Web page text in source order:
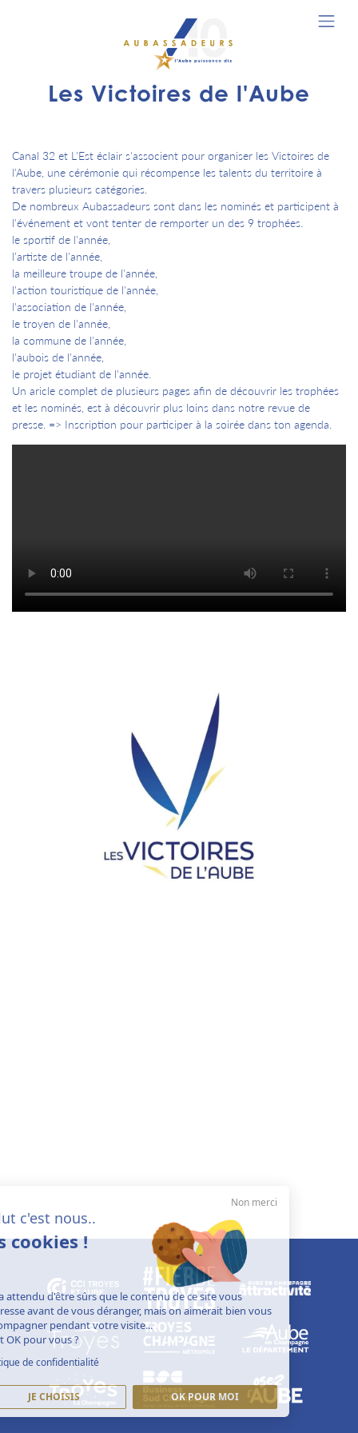
Les Victoires de l'Aube
Canal 32 et L'Est éclair s'associent pour organiser les Victoires de
l'Aube, une cérémonie qui récompense les talents du territoire à
travers plusieurs catégories.
De nombreux Aubassadeurs sont dans les nominés et participent à
l'événement et vont tenter de remporter un des 9 trophées.
le sportif de l'année,
l'artiste de l'année,
la meilleure troupe de l'année,
l'action touristique de l'année,
l'association de l'année,
le troyen de l'année,
la commune de l'année,
l'aubois de l'année,
le projet étudiant de l'année.
Un aricle complet de plusieurs pages afin de découvrir les trophées
et les nominés, est à découvrir plus loins dans notre revue de
presse. => Inscription pour participer à la soirée dans ton agenda.
Non merci
Salut c'est nous..
les cookies !
On a attendu d'être sûrs que le contenu de ce site vous
intéresse avant de vous déranger, mais on aimerait bien vous
accompagner pendant votre visite...
C'est OK pour vous ?
Politique de confidentialité
JE CHOISIS OK POUR MOI